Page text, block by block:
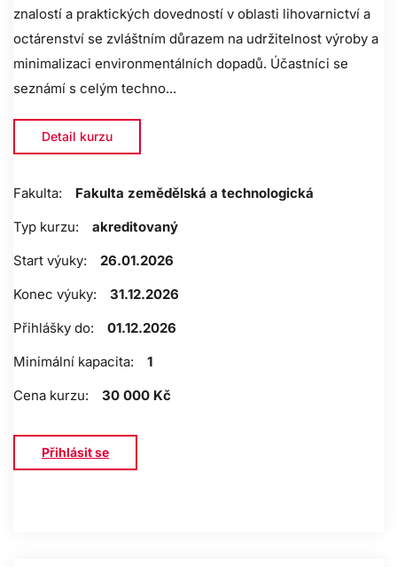
znalostí a praktických dovedností v oblasti lihovarnictví a
octárenství se zvláštním důrazem na udržitelnost výroby a
minimalizaci environmentálních dopadů. Účastníci se
seznámí s celým techno...
Detail kurzu
Fakulta:
Fakulta zemědělská a technologická
Typ kurzu:
akreditovaný
Start výuky:
26.01.2026
Konec výuky:
31.12.2026
Přihlášky do:
01.12.2026
Minimální kapacita:
1
Cena kurzu:
30 000 Kč
Přihlásit se